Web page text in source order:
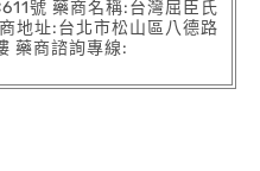
號 藥商名稱:台灣屈臣氏
地址:台北市松山區八德路
藥商諮詢專線: